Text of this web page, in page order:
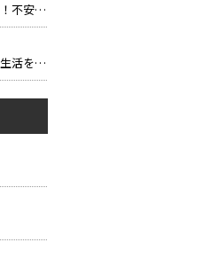
新生活スタートのあなたへ！不安を自信に変える、新しい環境での過ごし方
春の大掃除・模様替えで新生活を気持ちよくスタートしよう！